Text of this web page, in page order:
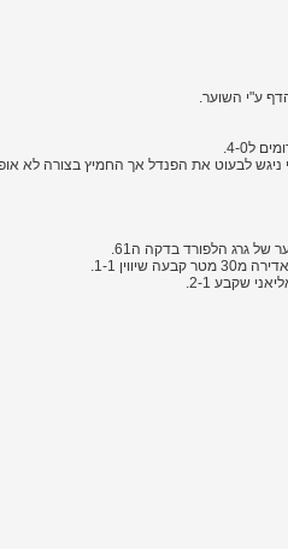
ל4-0.
לבעוט את הפנדל אך החמיץ בצורה לא
של גרג הלפורד בדקה ה61.
1-1.